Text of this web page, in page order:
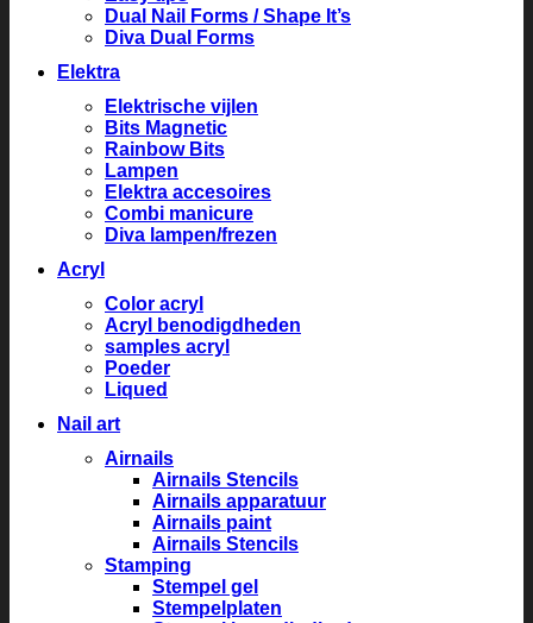
Dual Nail Forms / Shape It’s
Diva Dual Forms
Elektra
Elektrische vijlen
Bits Magnetic
Rainbow Bits
Lampen
Elektra accesoires
Combi manicure
Diva lampen/frezen
Acryl
Color acryl
Acryl benodigdheden
samples acryl
Poeder
Liqued
Nail art
Airnails
Airnails Stencils
Airnails apparatuur
Airnails paint
Airnails Stencils
Stamping
Stempel gel
Stempelplaten